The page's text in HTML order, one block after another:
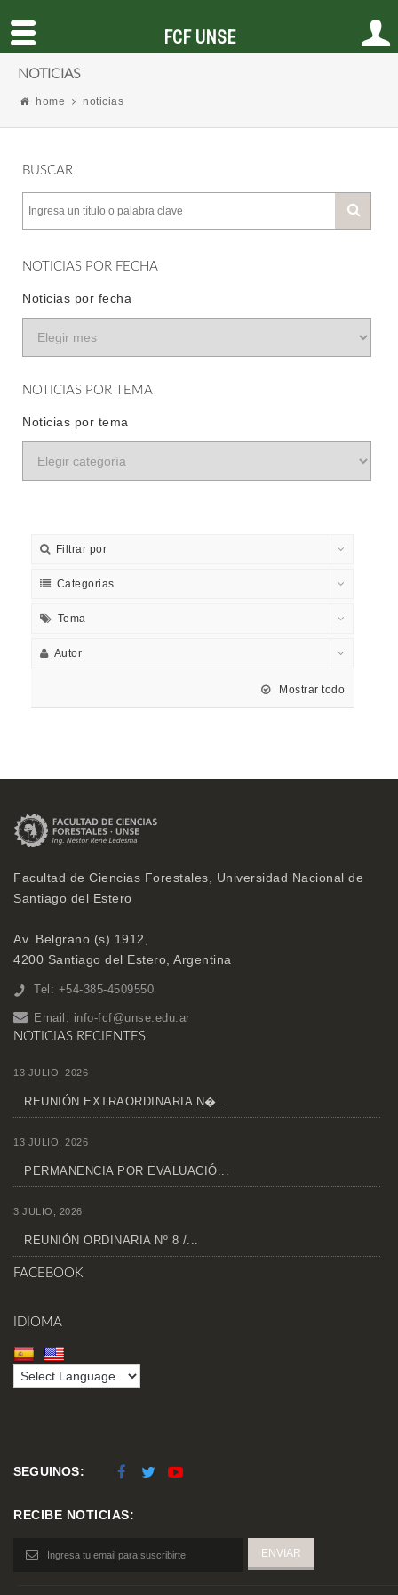
NOTICIAS
home noticias
BUSCAR
NOTICIAS POR FECHA
Noticias por fecha
NOTICIAS POR TEMA
Noticias por tema
Filtrar por
Categorias
Tema
Autor
Mostrar todo
Facultad de Ciencias Forestales, Universidad Nacional de
Santiago del Estero
Av. Belgrano (s) 1912,
4200 Santiago del Estero, Argentina
Tel: +54-385-4509550
Email: info-fcf@unse.edu.ar
NOTICIAS RECIENTES
13 JULIO, 2026
REUNIÓN EXTRAORDINARIA N�...
13 JULIO, 2026
PERMANENCIA POR EVALUACIÓ...
3 JULIO, 2026
REUNIÓN ORDINARIA Nº 8 /...
FACEBOOK
IDIOMA
SEGUINOS:
RECIBE NOTICIAS:
FCF UNSE